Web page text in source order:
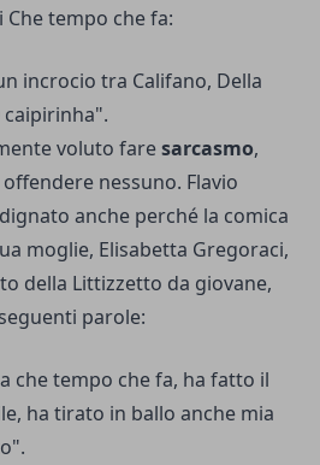
tempo che fa:
incrocio tra Califano, Della
caipirinha".
voluto faresarcasmo,
nessuno. Flavio
anche perché la comica
moglie, Elisabetta Gregoraci,
della Littizzetto da giovane,
parole:
che tempo che fa, ha fatto il
ha tirato in ballo anche mia